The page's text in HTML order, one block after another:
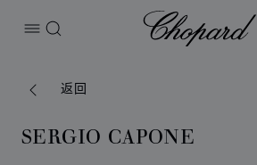
打开菜单
搜索
Chopard
返回
SERGIO CAPONE